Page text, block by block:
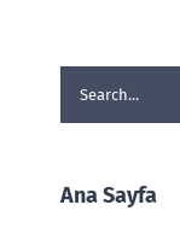
Ana Sayfa